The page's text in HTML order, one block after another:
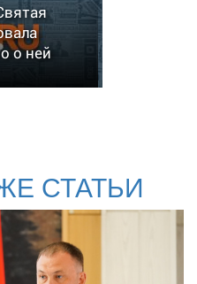
о ней
СТАТЬИ